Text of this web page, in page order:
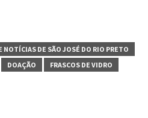
NOTÍCIAS DE SÃO JOSÉ DO RIO PRETO
DOAÇÃO
FRASCOS DE VIDRO